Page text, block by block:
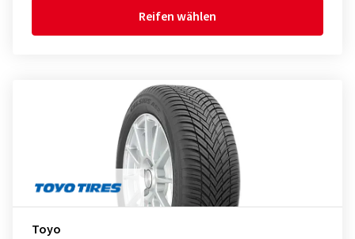
Reifen wählen
Toyo